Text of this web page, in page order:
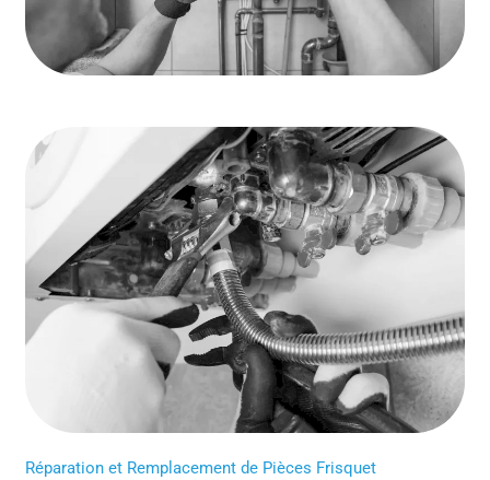
Réparation et Remplacement de Pièces Frisquet